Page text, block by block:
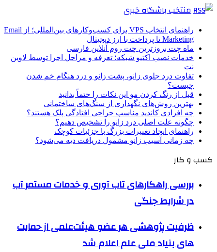
منتخب باشگاه خبری
راهنمای انتخاب VPS برای کسب‌وکارهای بین‌المللی؛ از Email
Marketing تا پرداخت با ارز دیجیتال
ماه چت بروزترین چت روم آنلاین فارسی
خدمات نصب اکتیو شبکه؛ تعرفه و مراحل اجرا توسط لاوین
نت
تفاوت درد جلوی زانو، پشت زانو و درد هنگام خم شدن
چیست؟
قبل از رنگ کردن مو این نکات را حتماً بدانید
بهترین روش‌های نگهداری از سنگ‌های ساختمانی
چه افرادی کاندید مناسب جراحی افتادگی پلک هستند؟
چگونه علت اصلی درد زانو را تشخیص دهیم؟
راهنمای ایجاد تغییرات بزرگ با جزئیات کوچک
چه زمانی آسیب زانو مشمول دریافت دیه می‌شود؟
کسب و کار
بررسی راهکارهای تاب آوری و خدمات مستمر آب
در شرایط جنگی
ظرفیت پژوهشی هر عضو هیئت‌علمی از حمایت
های بنیاد ملی علم اعلام شد